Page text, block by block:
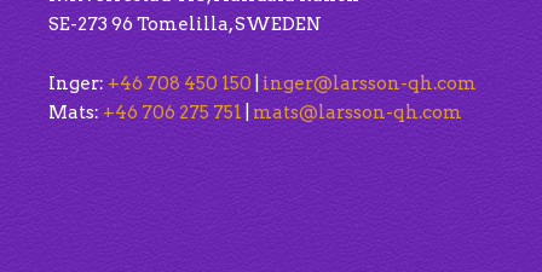
SE-273 96 Tomelilla, SWEDEN
Inger: +46 708 450 150
inger@larsson-qh.com
Mats:+46 706 275 751 mats@larsson-qh.com